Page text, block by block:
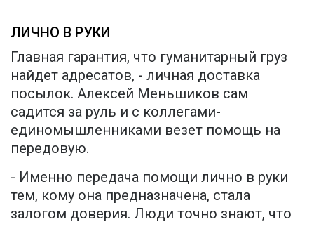
ЛИЧНО В РУКИ
Главная гарантия, что гуманитарный груз
найдет адресатов, - личная доставка
посылок. Алексей Меньшиков сам
садится за руль и с коллегами-
единомышленниками везет помощь на
передовую.
- Именно передача помощи лично в руки
тем, кому она предназначена, стала
залогом доверия. Люди точно знают, что